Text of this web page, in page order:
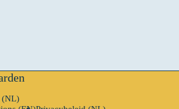
(NL)